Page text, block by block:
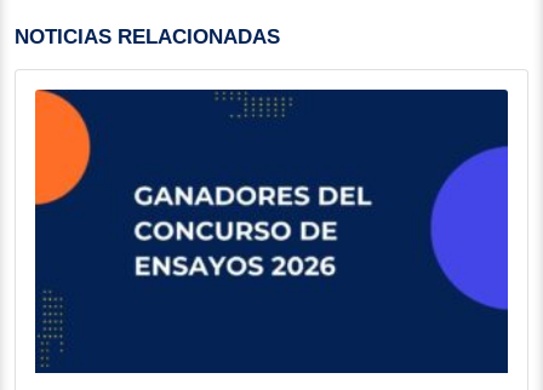
NOTICIAS RELACIONADAS